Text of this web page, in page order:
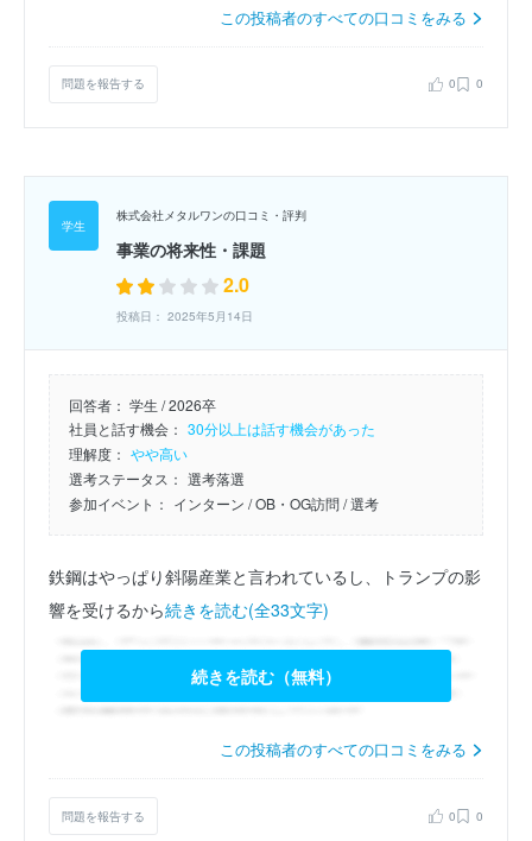
この投稿者のすべての口コミをみる
問題を報告する 0 0
株式会社メタルワンの口コミ・評判
事業の将来性・課題
2.0
投稿日： 2025年5月14日
回答者： 学生 / 2026卒
社員と話す機会： 30分以上は話す機会があった
理解度： やや高い
選考ステータス： 選考落選
参加イベント： インターン / OB・OG訪問/ 選考
鉄鋼はやっぱり斜陽産業と言われているし、トランプの影
響を受けるから続きを読む(全33文字)
続きを読む（無料）
この投稿者のすべての口コミをみる
問題を報告する 0 0